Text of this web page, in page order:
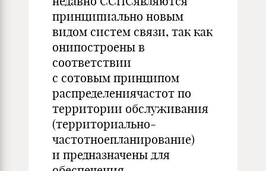
принципиально новым
видом систем связи, так как
онипостроены в
соответствии
с сотовым принципом
распределениячастот по
территории обслуживания
(территориально-
частотноепланирование)
и предназначены для